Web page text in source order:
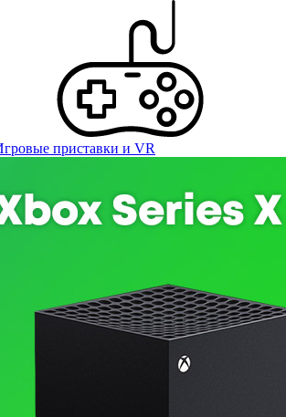
приставки и VR